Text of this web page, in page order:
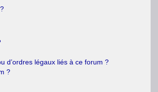
d’ordres légaux liés à ce forum ?
?